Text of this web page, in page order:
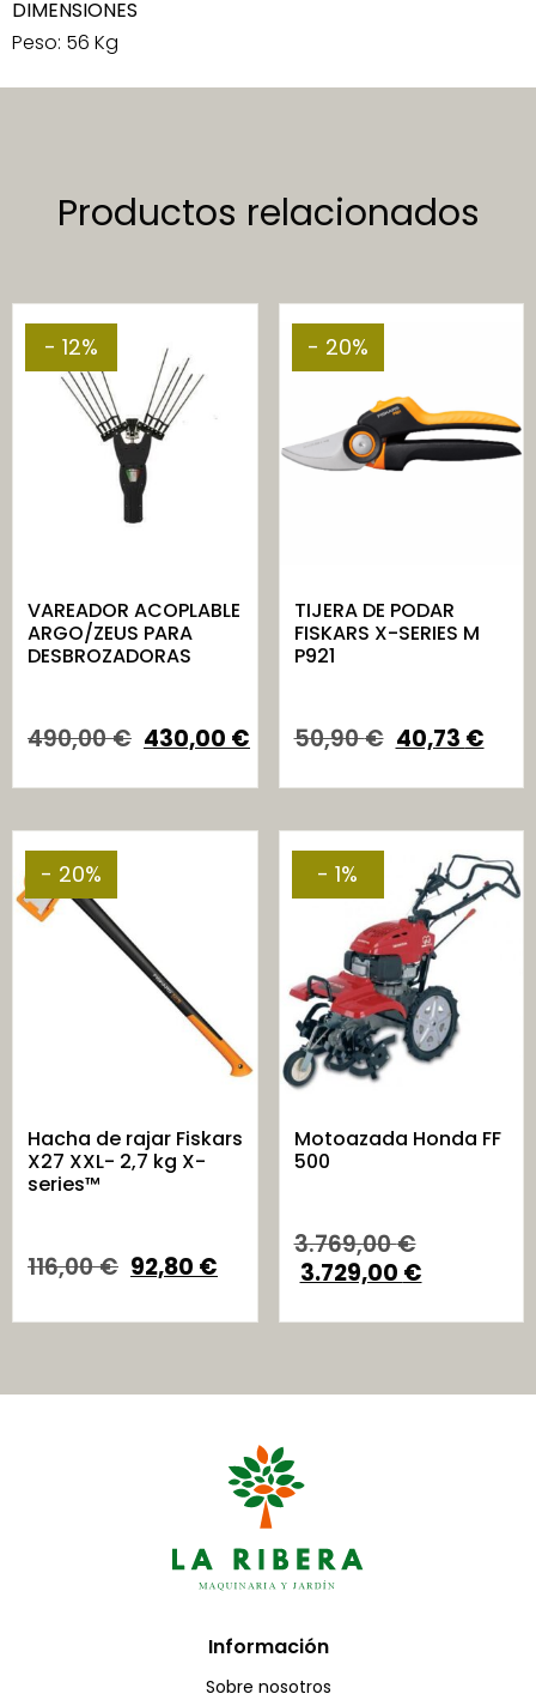
DIMENSIONES
Peso: 56 Kg
Productos relacionados
- 12%
VAREADOR ACOPLABLE
ARGO/ZEUS PARA
DESBROZADORAS
490,00€ 430,00€
- 20%
TIJERA DE PODAR
FISKARS X-SERIES M
P921
50,90€ 40,73€
- 20%
Hacha de rajar Fiskars
X27 XXL- 2,7 kg X-
series™
116,00€ 92,80 €
- 1%
Motoazada Honda FF
500
3.769,00€
3.729,00 €
Información
Sobre nosotros